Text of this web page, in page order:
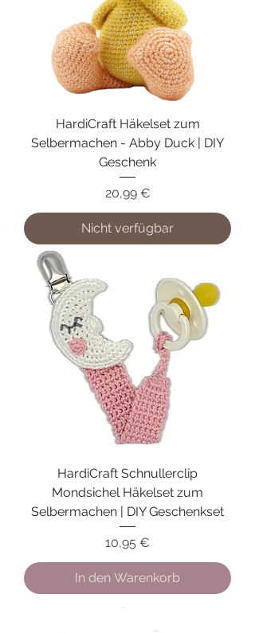
HardiCraft Häkelset zum
Selbermachen - Abby Duck | DIY
Geschenk
Preis
20,99 €
Nicht verfügbar
HardiCraft Schnullerclip
Mondsichel Häkelset zum
Selbermachen | DIY Geschenkset
Preis
10,95 €
In den Warenkorb